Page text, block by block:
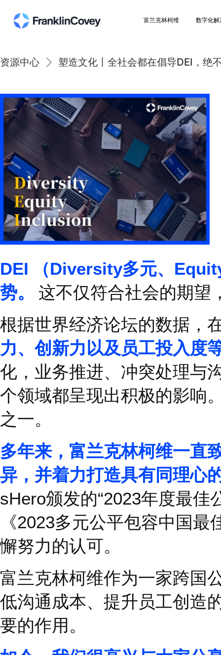
富兰克林柯维
DEI （Diversity多元、
势。这不仅符合社会的
根据世界经济论坛的数
力、创新力以及员工投
化，业务推进、冲突处
个领域都呈现出积极的
之一。
多年来，富兰克林柯维
异，并着力打造具有同
sHero颁发的“2023年度
《2023多元公平包容中
懈努力的认可。